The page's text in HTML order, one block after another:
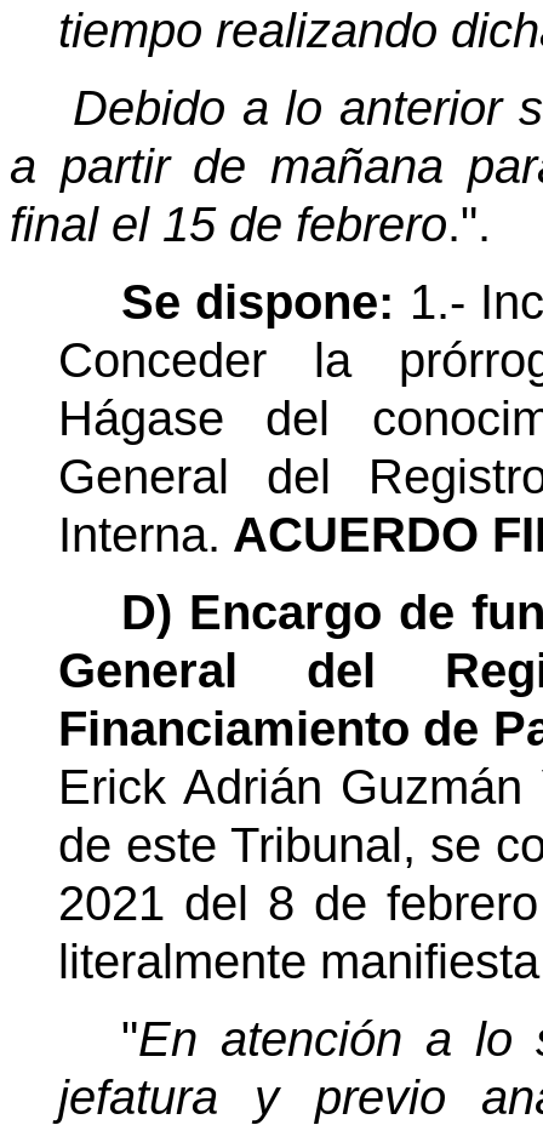
tiempo realizando
Debido a lo anterior
a partir de mañana
final el 15 de febrero.".
Se dispone: 1.-
Conceder la
Hágase del
General del
Interna. ACUERDO
D) Encargo de
General del
Financiamiento de
Erick Adrián
de este Tribunal, se
2021 del 8 de
literalmente
"En atención a lo
jefatura y previo